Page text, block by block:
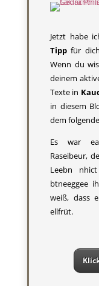
Jetzt habe
Tipp für
Wenn du
deinem
Texte in
in diesem
dem
Es war
Raseibeur,
Leebn
btneeggee
weiß, dass
ellfrüt.